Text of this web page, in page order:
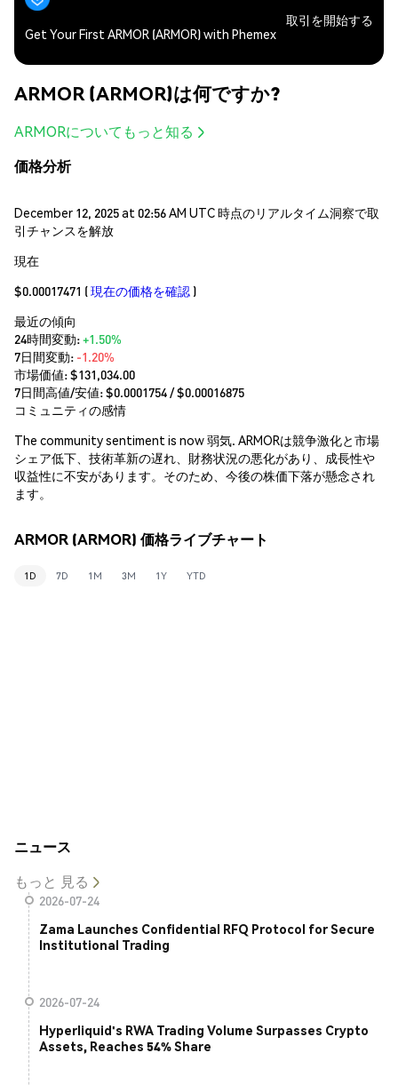
Get Your First ARMOR (ARMOR) with Phemex
取引を開始する
ARMOR (ARMOR)は何ですか?
ARMORについてもっと知る
価格分析
December 12, 2025 at 02:56 AM UTC 時点のリアルタイム洞察で取
引チャンスを解放
現在
$0.00017471 (現在の価格を確認 )
最近の傾向
24時間変動:+1.50%
7日間変動: -1.20%
市場価値:$131,034.00
7日間高値/安値: $0.0001754/ $0.00016875
コミュニティの感情
The community sentiment is now 弱気. ARMORは競争激化と市場
シェア低下、技術革新の遅れ、財務状況の悪化があり、成長性や
収益性に不安があります。そのため、今後の株価下落が懸念され
ます。
ARMOR (ARMOR) 価格ライブチャート
1D 7D 1M 3M 1Y YTD
ニュース
もっと 見る
2026-07-24
Zama Launches Confidential RFQ Protocol for Secure
Institutional Trading
2026-07-24
Hyperliquid's RWA Trading Volume Surpasses Crypto
Assets, Reaches 54% Share